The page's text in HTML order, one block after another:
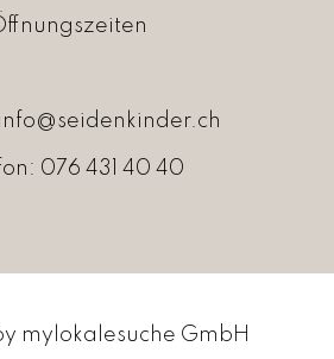
076 431 40 40
mylokalesuche GmbH